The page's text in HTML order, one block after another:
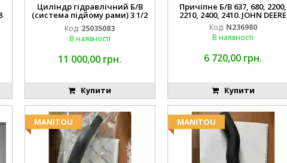
Циліндр гідравлічний Б/В
(система підйому рами) 3 1/2
84255910
Код: 25035083
В наявності
11 000,00 грн.
Купити
Причіпне Б/В 637, 680, 2200,
2210, 2400, 2410. JOHN DEERE
Код: N236980
В наявності
6 720,00 грн.
Купити
MANITOU MANITOU